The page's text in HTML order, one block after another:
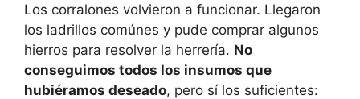
Los corralones volvieron a funcionar. Llegaron
los ladrillos comúnes y pude comprar algunos
hierros para resolver la herrería. No
conseguimos todos los insumos que
hubiéramos deseado, pero sí los suficientes: